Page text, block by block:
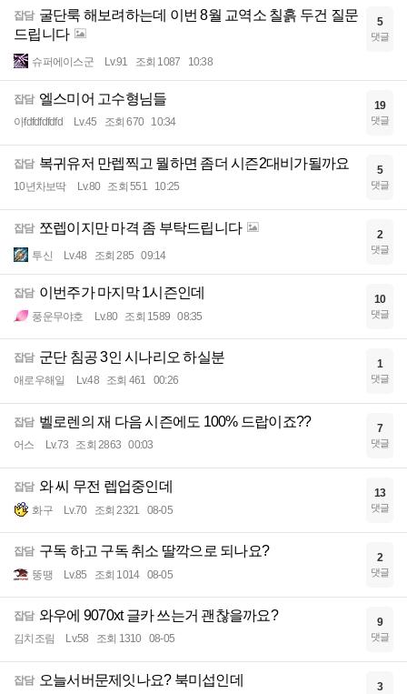
잡담 굴단룩 해보려하는데 이번 8월 교역소 칠흙 두건 질문
드립니다
슈퍼에이스군 Lv.91 조회 1087 10:38
5
댓글
잡담 엘스미어 고수형님들
아fdfdfdfdfd Lv.45 조회 670 10:34
19
댓글
잡담 복귀유저 만렙찍고 뭘하면 좀더 시즌2대비가될까요
10년차보딱 Lv.80 조회 551 10:25
5
댓글
잡담 쪼렙이지만 마격 좀 부탁드립니다
투신 Lv.48 조회 285 09:14
2
댓글
잡담 이번주가 마지막 1시즌인데
풍운무야호 Lv.80 조회 1589 08:35
10
댓글
잡담 군단 침공 3인 시나리오 하실분
애로우해일 Lv.48 조회 461 00:26
1
댓글
잡담 벨로렌의 재 다음 시즌에도 100% 드랍이죠??
어스 Lv.73 조회 2863 00:03
7
댓글
잡담 와 씨 무전 렙업중인데
화구 Lv.70 조회 2321 08-05
13
댓글
잡담 구독 하고 구독 취소 딸깍으로 되나요?
뚱땡 Lv.85 조회 1014 08-05
2
댓글
잡담 와우에 9070xt 글카 쓰는거 괜찮을까요?
김치조림 Lv.58 조회 1310 08-05
9
댓글
잡담 오늘서버문제잇나요? 북미섭인데 3